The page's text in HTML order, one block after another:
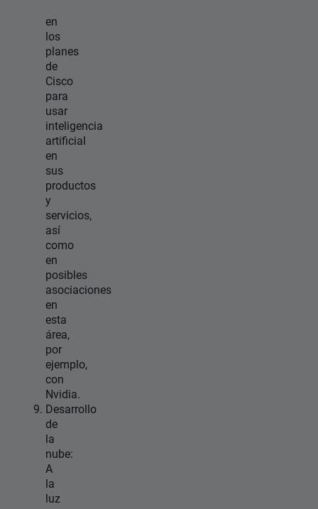
en
los
planes
de
Cisco
para
usar
inteligencia
artificial
en
sus
productos
y
servicios,
así
como
en
posibles
asociaciones
en
esta
área,
por
ejemplo,
con
Nvidia.
Desarrollo
de
la
nube:
A
la
luz